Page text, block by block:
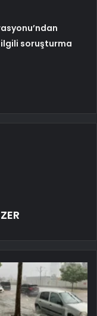
ilgili soruşturma